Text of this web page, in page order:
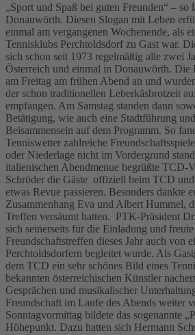
„Sport und Spaß bei guten Freunden“ – so
Donauwörth. Diesen Slogan mit Leben
einmal am vergangenen Wochenende, als
Tennisklubs Perchtoldsdorf zu Gast war.
sich schon seit 1973 regelmäßig alle zwei
Österreich und einmal in Donauwörth. Die
am Freitag am frühen Abend an und
der schon traditionellen Leberkäsbrotzeit
empfangen. Am Samstag standen dann
Betätigung, wie auch eine Stadtführung
Beisammensein auf dem Programm. So
Tenniswetter zahlreiche
oder Niederlage nicht im Vordergrund
italienischen Abendmenue begrüßte TCD-
Schröder die Gäste offiziell beim TCD
etwas Revue passieren. Besonders dankte
Zusammenhang Eva und Albert Hummel,
Treffen versäumt hatten. PTK-Präsident
sich seinerseits für die Einladung und freute
Freundschaftstreffen dieses Jahr auch von
Perchtoldsdorfern begleitet wurde. Als
dem TCD ein sehr schönes Bild eines
bekannten österreichischen Künstler
Gesprächen und musikalischer
Freundschaft im Laufe des Abends weiter
Sonntagvormittag bildete das sogenannte
Höhepunkt. Dazu hatten sich Hermann